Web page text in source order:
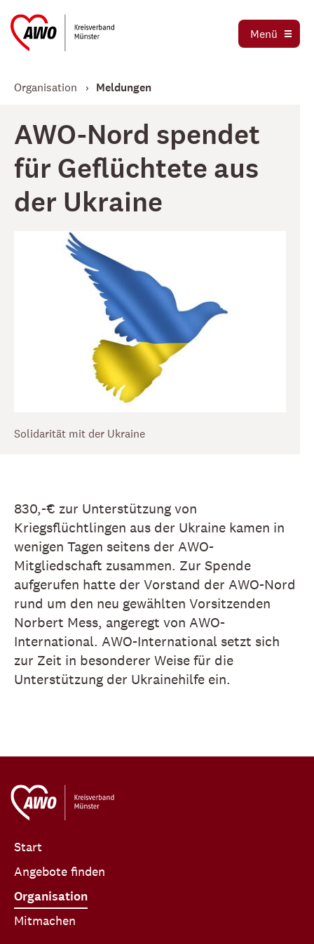
Menü
Ortsvereine
Organisation
Meldungen
AWO-Nord spendet
für Geflüchtete aus
der Ukraine
Solidarität mit der Ukraine
830,-€ zur Unterstützung von
Kriegsflüchtlingen aus der Ukraine kamen in
wenigen Tagen seitens der AWO-
Mitgliedschaft zusammen. Zur Spende
aufgerufen hatte der Vorstand der AWO-Nord
rund um den neu gewählten Vorsitzenden
Norbert Mess, angeregt von AWO-
International. AWO-International setzt sich
zur Zeit in besonderer Weise für die
Unterstützung der Ukrainehilfe ein.
Start
Angebote finden
Organisation
Mitmachen